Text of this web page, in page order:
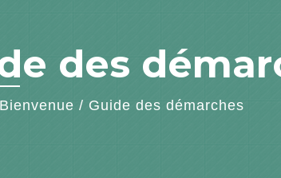
des
Bienvenue / Guide des démarches